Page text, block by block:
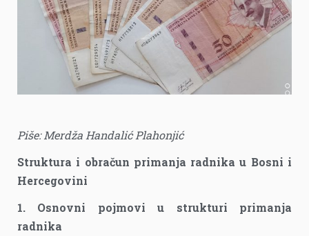
Piše: Merdža Handalić Plahonjić
Struktura i obračun primanja radnika u Bosni i
Hercegovini
1. Osnovni pojmovi u strukturi primanja
radnika